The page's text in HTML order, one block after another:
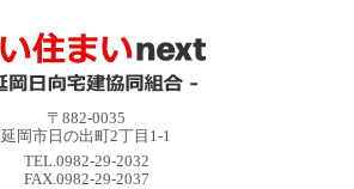
〒882-0035
延岡市日の出町2丁目1-1
TEL.0982-29-2032
FAX.0982-29-2037